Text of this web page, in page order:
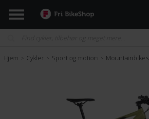
Hjem > Cykler > Sport og motion > Mountainbikes